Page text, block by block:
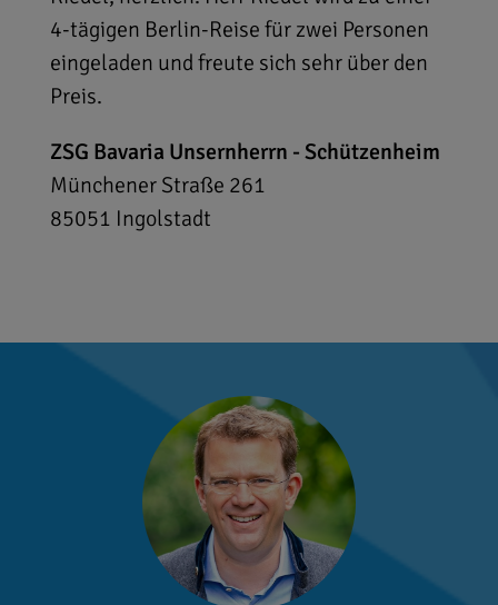
4-tägigen Berlin-Reise für zwei Personen
eingeladen und freute sich sehr über den
Preis.
ZSG Bavaria Unsernherrn - Schützenheim
Münchener Straße 261
85051 Ingolstadt